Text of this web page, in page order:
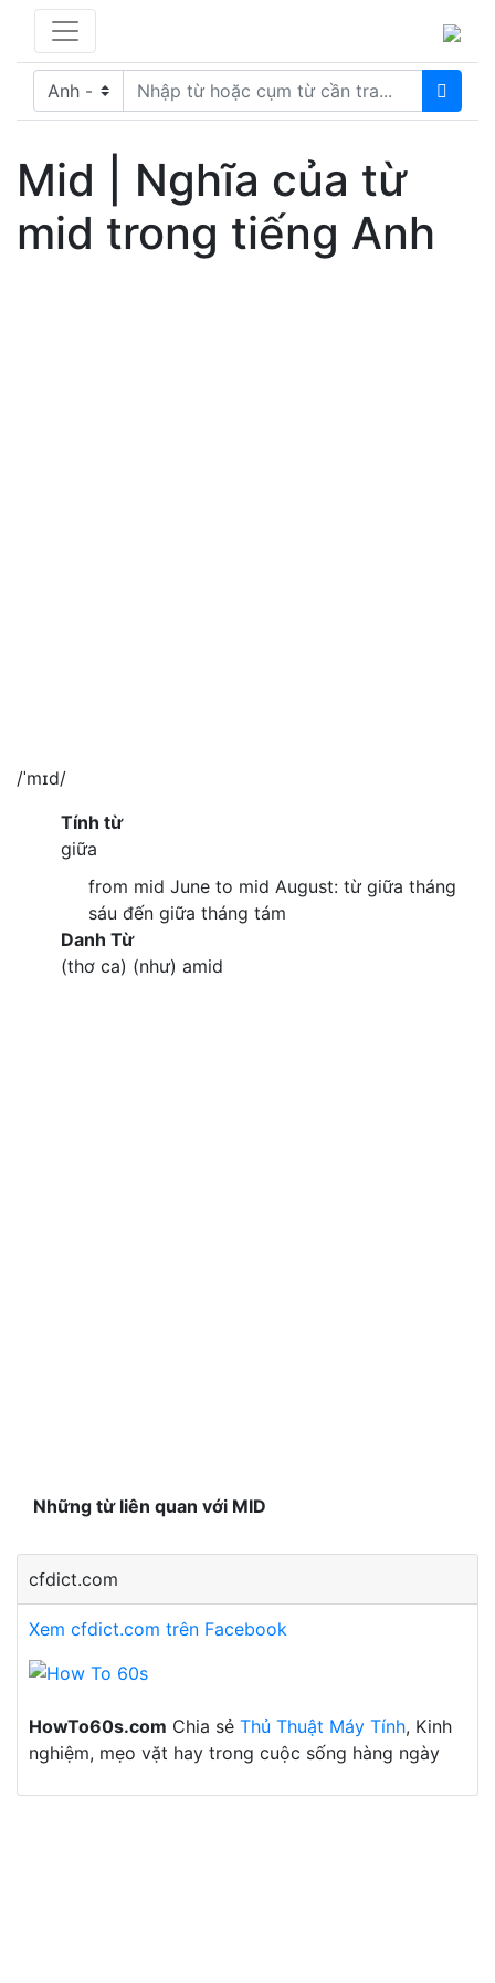
Mid | Nghĩa của từ
mid trong tiếng Anh
/ˈmɪd/
Tính từ
giữa
from mid June to mid August: từ giữa tháng
sáu đến giữa tháng tám
Danh Từ
(thơ ca) (như) amid
Những từ liên quan với MID
cfdict.com
Xem cfdict.com trên Facebook
HowTo60s.com Chia sẻ Thủ Thuật Máy Tính, Kinh
nghiệm, mẹo vặt hay trong cuộc sống hàng ngày